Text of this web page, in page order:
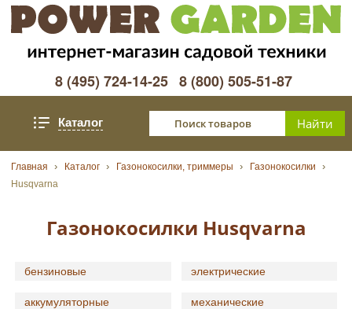
8 (495) 724-14-25 8 (800) 505-51-87
Каталог
Главная Каталог Газонокосилки, триммеры
Газонокосилки
Husqvarna
Газонокосилки Husqvarna
бензиновые электрические
аккумуляторные механические